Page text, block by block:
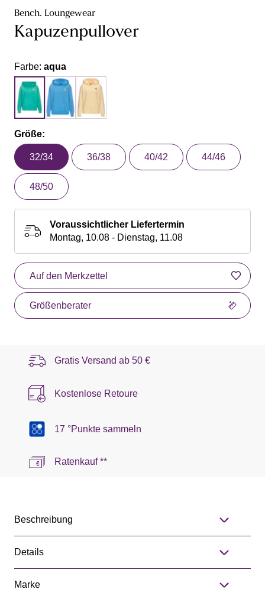
Bench. Loungewear
Kapuzenpullover
Farbe: aqua
Größe:
32/34 36/38 40/42 44/46
48/50
Voraussichtlicher Liefertermin
Montag, 10.08 - Dienstag, 11.08
Auf den Merkzettel
Größenberater
Gratis Versand ab 50 €
Kostenlose Retoure
17 °Punkte sammeln
Ratenkauf **
Beschreibung
Details
Marke